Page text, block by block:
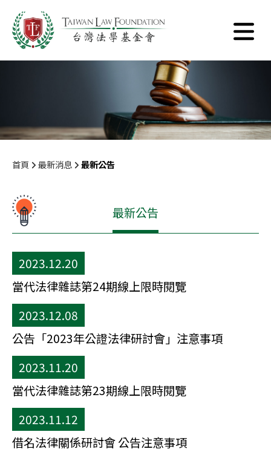
首頁 最新消息 最新公告
最新公告
2023.12.20
當代法律雜誌第24期線上限時閱覽
2023.12.08
公告「2023年公證法律研討會」注意事項
2023.11.20
當代法律雜誌第23期線上限時閱覽
2023.11.12
借名法律關係研討會 公告注意事項